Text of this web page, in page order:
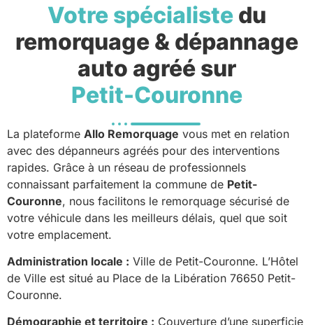
Votre spécialistedu
remorquage & dépannage
auto agréé sur
Petit-Couronne
La plateforme Allo Remorquage vous met en relation
avec des dépanneurs agréés pour des interventions
rapides. Grâce à un réseau de professionnels
connaissant parfaitement la commune de Petit-
Couronne, nous facilitons le remorquage sécurisé de
votre véhicule dans les meilleurs délais, quel que soit
votre emplacement.
Administration locale : Ville de Petit-Couronne. L’Hôtel
de Ville est situé au Place de la Libération 76650 Petit-
Couronne.
Démographie et territoire : Couverture d’une superficie